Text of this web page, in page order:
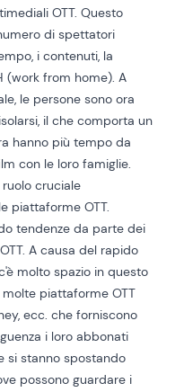
OTT. Questo
di spettatori
i contenuti, la
(work from home). A
le persone sono ora
il che comporta un
hanno più tempo da
con le loro famiglie.
cruciale
piattaforme OTT.
tendenze da parte dei
. A causa del rapido
molto spazio in questo
piattaforme OTT
ecc. che forniscono
i loro abbonati
si stanno spostando
possono guardare i